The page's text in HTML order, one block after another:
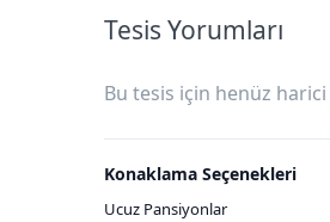
Tesis Yorumları
Bu tesis için henüz
Konaklama Seçenekleri
Ucuz Pansiyonlar